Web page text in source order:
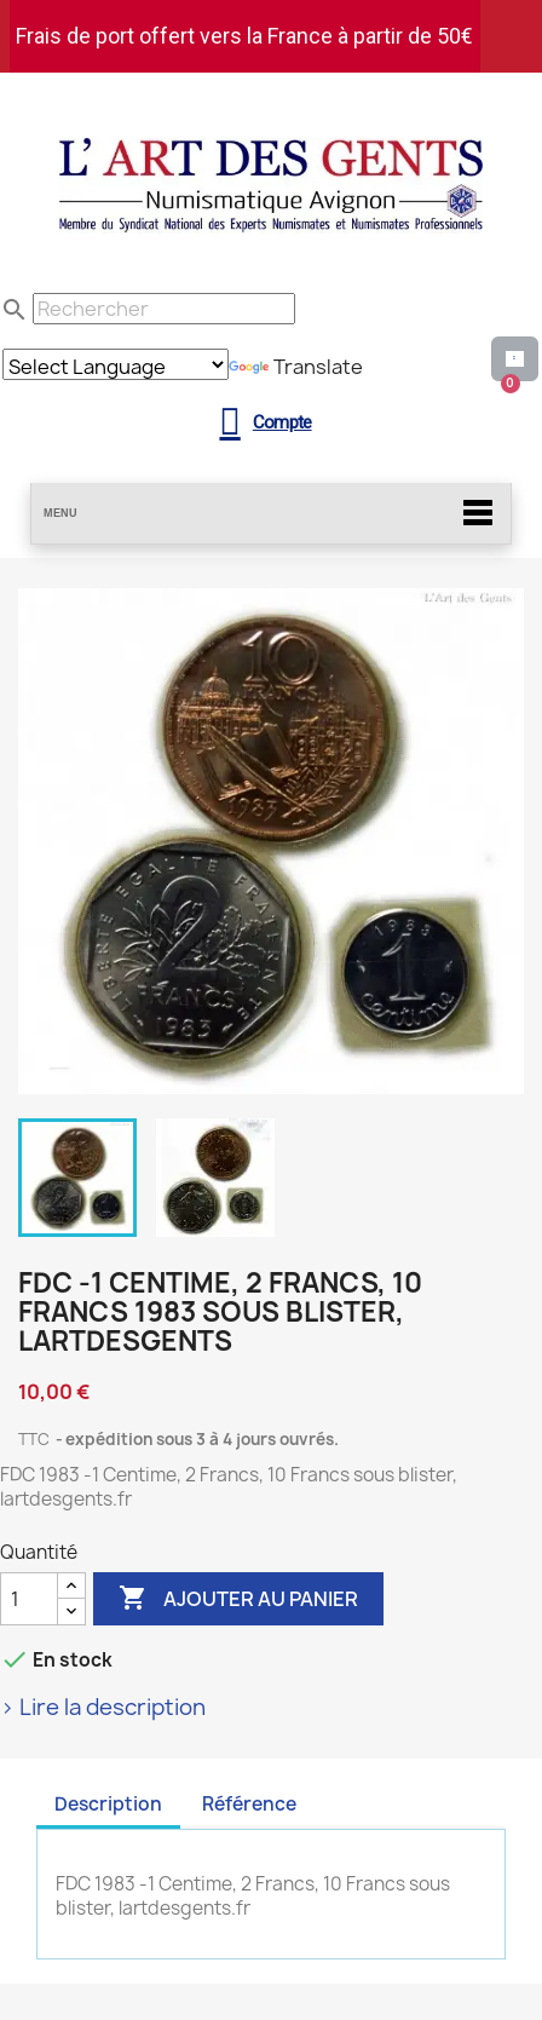
Frais de port offert vers la France à partir de 50€
search
Translate
Compte
MENU
FDC -1 CENTIME, 2 FRANCS, 10
FRANCS 1983 SOUS BLISTER,
LARTDESGENTS
10,00 €
TTC expédition sous 3 à 4 jours ouvrés.
FDC 1983 -1 Centime, 2 Francs, 10 Francs sous blister,
lartdesgents.fr
Quantité
 AJOUTER AU PANIER
 En stock
> Lire la description
Description Référence
FDC 1983 -1 Centime, 2 Francs, 10 Francs sous
blister, lartdesgents.fr